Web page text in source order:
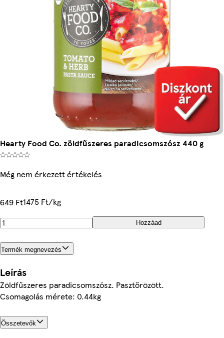
Hearty Food Co. zöldfűszeres paradicsomszósz 440 g
Még nem érkezett értékelés
649 Ft1475 Ft/kg
Hozzáad
Termék megnevezés
Leírás
Zöldfűszeres paradicsomszósz. Pasztőrözött.
Csomagolás mérete: 0.44kg
Összetevők